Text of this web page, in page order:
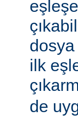
dosya
ilk
de